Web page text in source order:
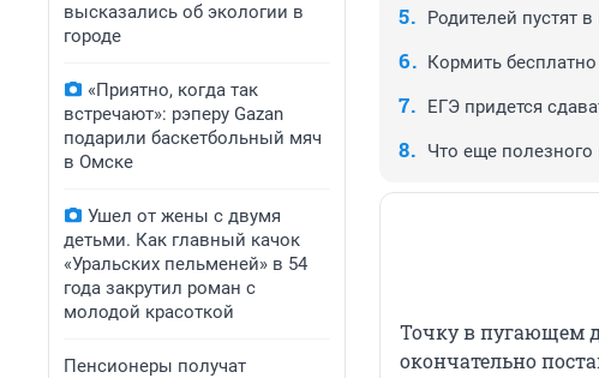
высказались об экологии в
городе
«Приятно, когда так
встречают»: рэперу Gazan
подарили баскетбольный мяч
в Омске
Ушел от жены с двумя
детьми. Как главный качок
«Уральских пельменей» в 54
года закрутил роман с
молодой красоткой
Пенсионеры получат
Родителей пустят
Кормить бесплатно
ЕГЭ придется
Что еще
Точку в пугающем
окончательно